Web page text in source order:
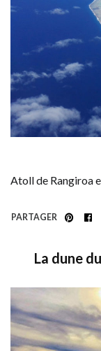
Atoll de Rangiroa
PARTAGER
La dune